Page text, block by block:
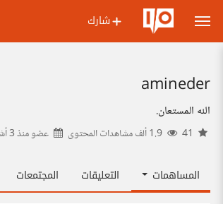
شارك
amineder
الله المستعان.
عضو منذ3 أشهر
المساهمات التعليقات المجتمعات